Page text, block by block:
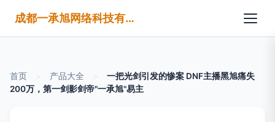
成都一承旭网络科技有限公司
首页 产品大全
一把光剑引发的惨案 DNF主播黑旭痛失
200万，第一剑影剑帝"一承旭"易主